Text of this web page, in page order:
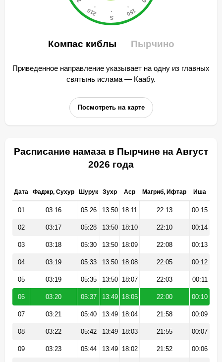
Компас киблы Пырчино
Приведенное направление указывает на одну из главных
святынь ислама — Каабу.
Посмотреть на карте
Расписание намаза в Пырчине на Август
2026 года
Дата Фаджр, Сухур Шурук Зухр Аср Магриб, Ифтар Иша
01 03:16 05:26 13:50 18:11 22:13 00:15
02 03:17 05:28 13:50 18:10 22:10 00:14
03 03:18 05:30 13:50 18:09 22:08 00:13
04 03:19 05:33 13:50 18:08 22:05 00:12
05 03:19 05:35 13:50 18:07 22:03 00:11
06 03:20 05:37 13:49 18:05 22:00 00:10
07 03:21 05:40 13:49 18:04 21:58 00:09
08 03:22 05:42 13:49 18:03 21:55 00:07
09 03:23 05:44 13:49 18:02 21:52 00:06